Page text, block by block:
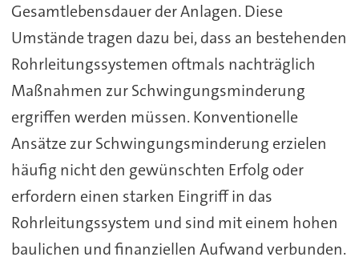
Gesamtlebensdauer der Anlagen. Diese
Umstände tragen dazu bei, dass an bestehenden
Rohrleitungssystemen oftmals nachträglich
Maßnahmen zur Schwingungsminderung
ergriffen werden müssen. Konventionelle
Ansätze zur Schwingungsminderung erzielen
häufig nicht den gewünschten Erfolg oder
erfordern einen starken Eingriff in das
Rohrleitungssystem und sind mit einem hohen
baulichen und finanziellen Aufwand verbunden.